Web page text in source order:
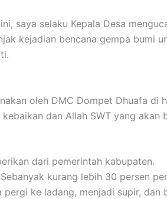
saya selaku Kepala Desa
kejadian bencana gempa bumi
oleh DMC Dompet Dhuafa di
dan Allah SWT yang akan
dari pemerintah kabupaten.
kurang lebih 30 persen
ke ladang, menjadi supir, dan